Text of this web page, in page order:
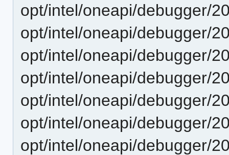
opt/intel/oneapi/debugger/
opt/intel/oneapi/debugger/
opt/intel/oneapi/debugger/
opt/intel/oneapi/debugger/
opt/intel/oneapi/debugger/
opt/intel/oneapi/debugger/
opt/intel/oneapi/debugger/